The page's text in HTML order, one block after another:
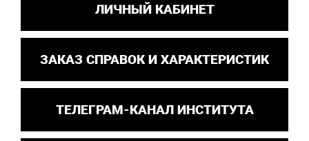
ЛИЧНЫЙ КАБИНЕТ
ЗАКАЗ СПРАВОК И ХАРАКТЕРИСТИК
ТЕЛЕГРАМ-КАНАЛ ИНСТИТУТА